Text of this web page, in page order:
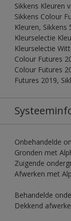
Sikkens Kleuren
Sikkens Colour
Kleuren, Sikkens
Kleurselectie
Kleurselectie
Colour Futures
Colour Futures
Futures 2019,
Onbehandelde
Gronden met
Zuigende
Afwerken met
Behandelde
Dekkend